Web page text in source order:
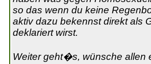
so das wenn du keine
aktiv dazu bekennst direkt als
deklariert wirst.
Weiter geht�s, wünsche allen